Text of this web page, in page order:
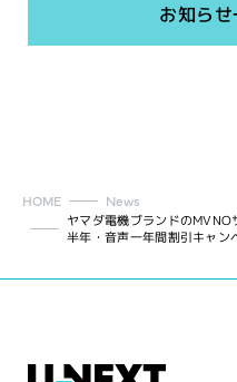
お知ら
HOME News
ヤマダ電機ブランドのMVNO
半年・音声一年間割引キャン